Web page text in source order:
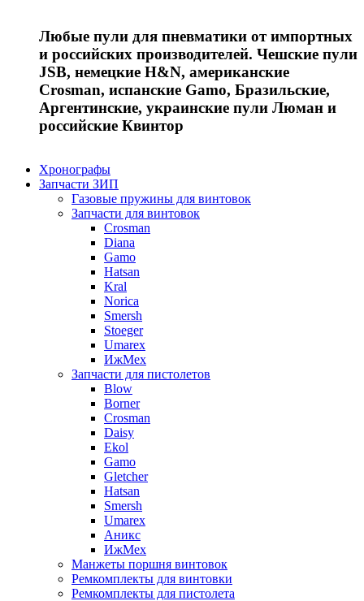
Любые пули для пневматики от импортных
и российских производителей. Чешские пули
JSB, немецкие H&N, американские
Crosman, испанские Gamo, Бразильские,
Аргентинские, украинские пули Люман и
российские Квинтор
Хронографы
Запчасти ЗИП
Газовые пружины для винтовок
Запчасти для винтовок
Crosman
Diana
Gamo
Hatsan
Kral
Norica
Smersh
Stoeger
Umarex
ИжМех
Запчасти для пистолетов
Blow
Borner
Crosman
Daisy
Ekol
Gamo
Gletcher
Hatsan
Smersh
Umarex
Аникс
ИжМех
Манжеты поршня винтовок
Ремкомплекты для винтовки
Ремкомплекты для пистолета